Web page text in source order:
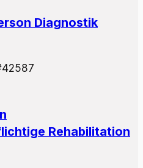
Diagnostik
Rehabilitation